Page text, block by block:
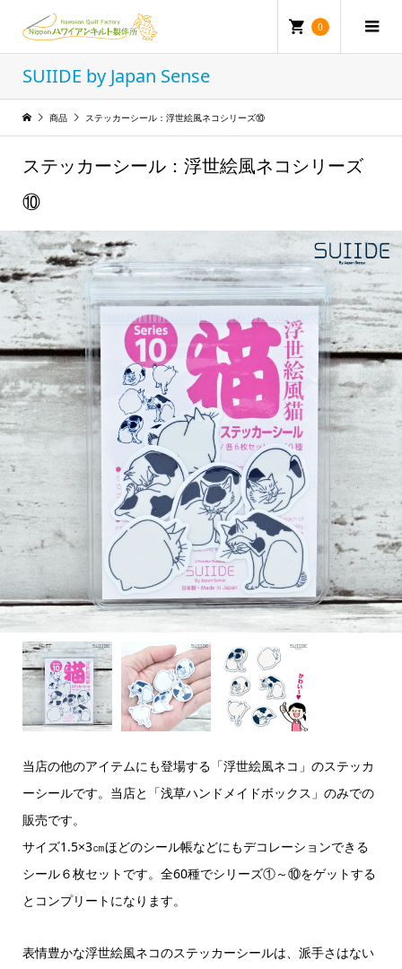
0
SUIIDE by Japan Sense
商品 ステッカーシール：浮世絵風ネコシリーズ⑩
ステッカーシール：浮世絵風ネコシリーズ
⑩
当店の他のアイテムにも登場する「浮世絵風ネコ」のステッカ
ーシールです。当店と「浅草ハンドメイドボックス」のみでの
販売です。
サイズ1.5×3㎝ほどのシール帳などにもデコレーションできる
シール６枚セットです。全60種でシリーズ①～⑩をゲットする
とコンプリートになります。
表情豊かな浮世絵風ネコのステッカーシールは、派手さはない